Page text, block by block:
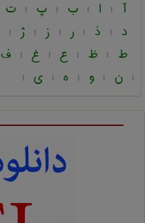
آ | ا | ب | پ | ت
د | ذ | ر | ز | ژ |
ط | ظ | ع | غ | ف
| ن | و | ه | ی |